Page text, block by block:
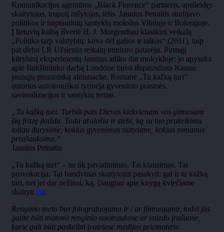
Komunikacijos agentūros „Black Florence“ partneris, apsileidęs
skaitytojas, truputį rašytojas, tėtis. Jaunius Petraitis studijavo
politikos ir tarptautinių santykių mokslus Vilniuje ir Bolonijoje.
Į lietuvių kalbą išvertė H. J. Morgenthau klasikinį veikalą
„Politika tarp valstybių: kova dėl galios ir taikos“ (2011), taip
pat dirbo LR Užsienio reikalų ministro patarėju. Pirmąjį
kūrybinį eksperimentą Jaunius atliko dar mokykloje: jo apysaka
apie šiukšlininko darbą Londone buvo išspausdinta Kauno
jaunųjų prozininkų almanache. Romane „Tu kažką turi“
autorius autoironiškai tyrinėja gyvenimo prasmės,
savirealizacijos ir santykių temas.
„Tu kažką turi. Turbūt pats Dievas kiekvienam vos gimusiam
šią frazę įkužda. Tada atsilošia ir stebi, ką su tuo prakeikimu
toliau darysime, kokius gyvenimus statysime, kokius romanus
prisišauksime.“
Jaunius Petraitis
„Tu kažką turi“ – ne tik pavadinimas. Tai klausimas. Tai
provokacija. Tai bandymas skaitytojui pasakyti: gal ir tu kažką
turi, net jei dar nežinai, ką. Daugiau apie knygą kviečiame
skaityti čia.
Renginio metu bus fotografuojama ir / ar filmuojama, todėl jūs
galite būti matomi renginio nuotraukose ar vaizdo įrašuose,
kurie gali būti paskelbti įvairiose medijos priemonėse.